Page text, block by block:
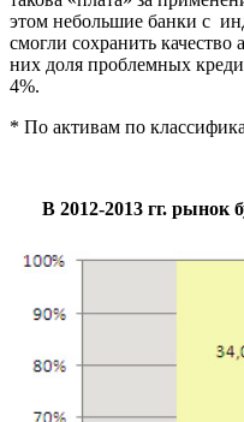
этом небольшие банки с
смогли сохранить качество
них доля проблемных
4%.
* По активам по
В 2012-2013 гг. рынок